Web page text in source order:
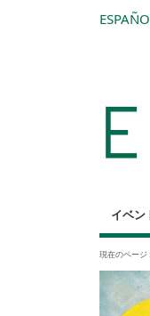
イベン
現在のページ :